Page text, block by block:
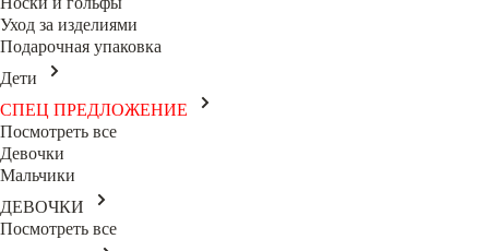
Уход за изделиями
Подарочная упаковка
Дети
СПЕЦ ПРЕДЛОЖЕНИЕ
Посмотреть все
Девочки
Мальчики
ДЕВОЧКИ
Посмотреть все